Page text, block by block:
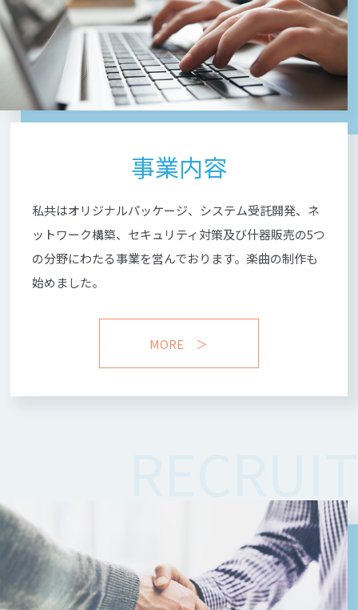
事業内容
私共はオリジナルパッケージ、システム受託開発、ネ
ットワーク構築、セキュリティ対策及び什器販売の5つ
の分野にわたる事業を営んでおります。楽曲の制作も
始めました。
MORE ＞